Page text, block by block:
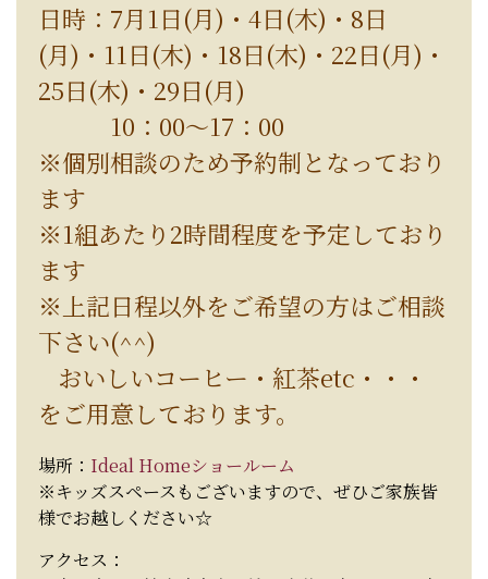
日時：7月1日(月)・4日(木)・8日
(月)・11日(木)・18日(木)・22日(月)・
25日(木)・29日(月)
10：00～17：00
※個別相談のため予約制となっており
ます
※1組あたり2時間程度を予定しており
ます
※上記日程以外をご希望の方はご相談
下さい(^^)
おいしいコーヒー・紅茶etc・・・
をご用意しております。
場所： Ideal Homeショールーム
※キッズスペースもございますので、ぜひご家族皆
様でお越しください☆
アクセス：